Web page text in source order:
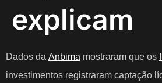
explicam
Dados da Anbima mostraram que os
investimentos registraram captação